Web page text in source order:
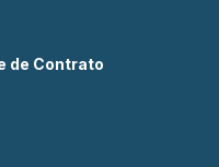
de Contrato